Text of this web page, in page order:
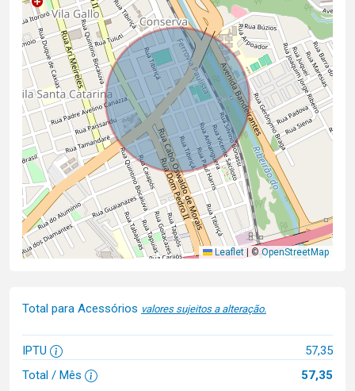
Leaflet ©OpenStreetMap
Total para Acessórios valores sujeitos a alteração.
IPTU
57,35
Total / Mês
57,35